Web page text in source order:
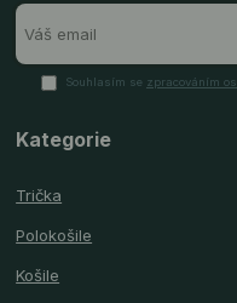
Souhlasím se zpracováním
Kategorie
Trička
Polokošile
Košile